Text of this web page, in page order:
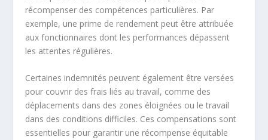
récompenser des compétences particulières. Par
exemple, une prime de rendement peut être attribuée
aux fonctionnaires dont les performances dépassent
les attentes régulières.
Certaines indemnités peuvent également être versées
pour couvrir des frais liés au travail, comme des
déplacements dans des zones éloignées ou le travail
dans des conditions difficiles. Ces compensations sont
essentielles pour garantir une récompense équitable